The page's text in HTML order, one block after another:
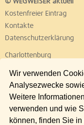
Wir verwenden
Analysezwecke
Weitere
verwenden und wie
können, finden Sie in
© WEGWEISER aktuell
Kostenfreier Eintrag
Kontakte
Datenschutzerklärung
Charlottenburg
Lichtenberg
Pankow